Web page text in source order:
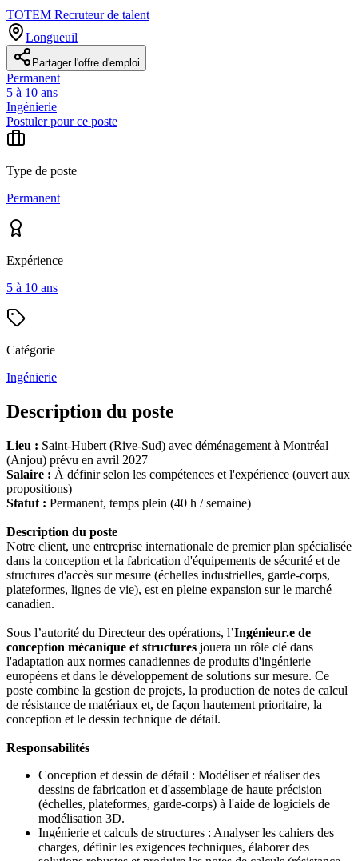
TOTEM Recruteur de talent
Longueuil
Partager l'offre d'emploi
Permanent
5 à 10 ans
Ingénierie
Postuler pour ce poste
Type de poste
Permanent
Expérience
5 à 10 ans
Catégorie
Ingénierie
Description du poste
Lieu : Saint-Hubert (Rive-Sud) avec déménagement à Montréal
(Anjou) prévu en avril 2027
Salaire : À définir selon les compétences et l'expérience (ouvert aux
propositions)
Statut : Permanent, temps plein (40 h / semaine)
Description du poste
Notre client, une entreprise internationale de premier plan spécialisée
dans la conception et la fabrication d'équipements de sécurité et de
structures d'accès sur mesure (échelles industrielles, garde-corps,
plateformes, lignes de vie), est en pleine expansion sur le marché
canadien.
Sous l’autorité du Directeur des opérations, l’Ingénieur.e de
conception mécanique et structures jouera un rôle clé dans
l'adaptation aux normes canadiennes de produits d'ingénierie
européens et dans le développement de solutions sur mesure. Ce
poste combine la gestion de projets, la production de notes de calcul
de résistance de matériaux et, de façon hautement prioritaire, la
conception et le dessin technique de détail.
Responsabilités
Conception et dessin de détail : Modéliser et réaliser des
dessins de fabrication et d'assemblage de haute précision
(échelles, plateformes, garde-corps) à l'aide de logiciels de
modélisation 3D.
Ingénierie et calculs de structures : Analyser les cahiers des
charges, définir les exigences techniques, élaborer des